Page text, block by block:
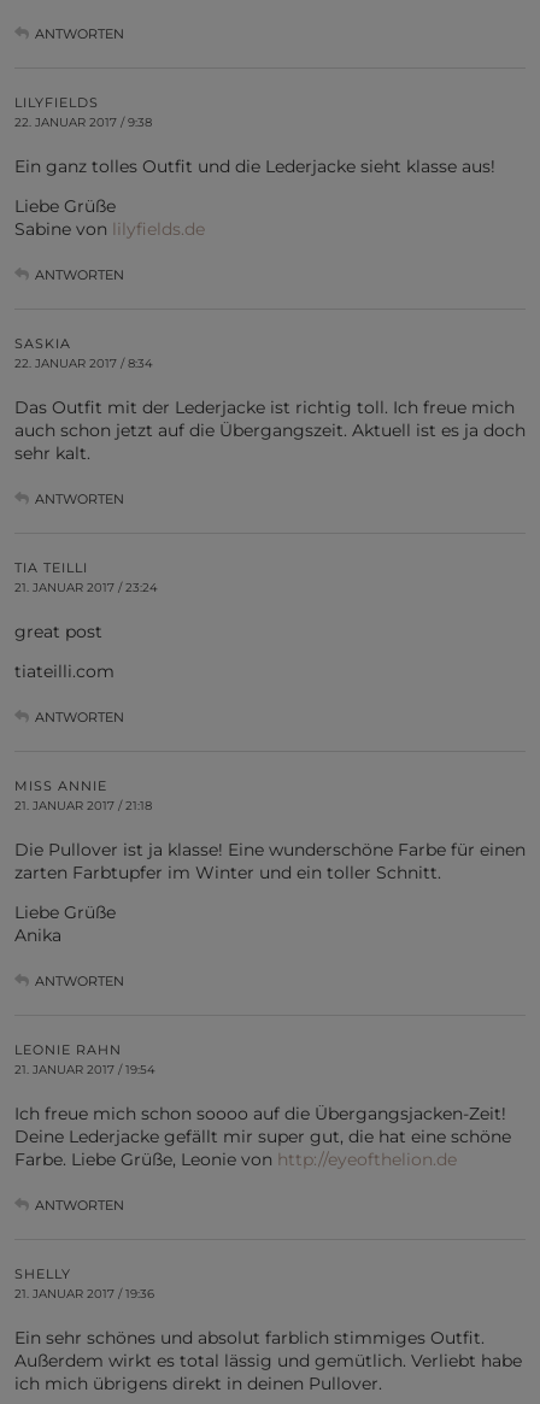
ANTWORTEN
LILYFIELDS
22. JANUAR 2017 / 9:38
Ein ganz tolles Outfit und die Lederjacke sieht klasse aus!
Liebe Grüße
Sabine von lilyfields.de
ANTWORTEN
SASKIA
22. JANUAR 2017 / 8:34
Das Outfit mit der Lederjacke ist richtig toll. Ich freue mich
auch schon jetzt auf die Übergangszeit. Aktuell ist es ja doch
sehr kalt.
ANTWORTEN
TIA TEILLI
21. JANUAR 2017 / 23:24
great post
tiateilli.com
ANTWORTEN
MISS ANNIE
21. JANUAR 2017 / 21:18
Die Pullover ist ja klasse! Eine wunderschöne Farbe für einen
zarten Farbtupfer im Winter und ein toller Schnitt.
Liebe Grüße
Anika
ANTWORTEN
LEONIE RAHN
21. JANUAR 2017 / 19:54
Ich freue mich schon soooo auf die Übergangsjacken-Zeit!
Deine Lederjacke gefällt mir super gut, die hat eine schöne
Farbe. Liebe Grüße, Leonie von http://eyeofthelion.de
ANTWORTEN
SHELLY
21. JANUAR 2017 / 19:36
Ein sehr schönes und absolut farblich stimmiges Outfit.
Außerdem wirkt es total lässig und gemütlich. Verliebt habe
ich mich übrigens direkt in deinen Pullover.